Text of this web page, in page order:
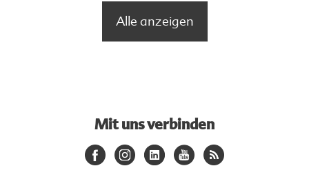
Alle anzeigen
Mit uns verbinden